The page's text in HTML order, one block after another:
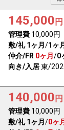
145,000 円
管理費10,000円
敷/礼 1ヶ月 /1ヶ月
仲介/FR 0ヶ月 /0
向き/入居東/
140,000 円
管理費10,000円
敷/礼 1ヶ月 /0ヶ月